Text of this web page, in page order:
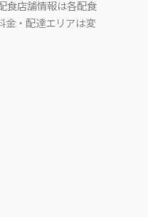
食店舗情報は各配食
金・配達エリアは変